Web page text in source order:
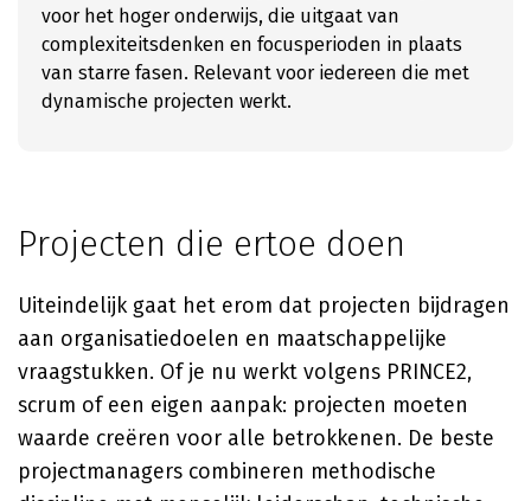
voor het hoger onderwijs, die uitgaat van
complexiteitsdenken en focusperioden in plaats
van starre fasen. Relevant voor iedereen die met
dynamische projecten werkt.
Projecten die ertoe doen
Uiteindelijk gaat het erom dat projecten bijdragen
aan organisatiedoelen en maatschappelijke
vraagstukken. Of je nu werkt volgens PRINCE2,
scrum of een eigen aanpak: projecten moeten
waarde creëren voor alle betrokkenen. De beste
projectmanagers combineren methodische